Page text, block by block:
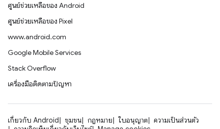
ศูนย์ช่วยเหลือของ Android
ศูนย์ช่วยเหลือของ Pixel
www.android.com
Google Mobile Services
Stack Overflow
เครื่องมือติดตามปัญหา
เกี่ยวกับ Android ชุมชน กฎหมาย ใบอนุญาต
ความเป็นส่วนตัว